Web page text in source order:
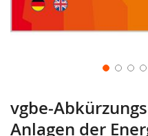
vgbe-
Anlagen der